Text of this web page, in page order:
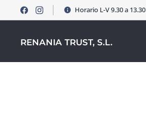
Horario L-V 9.30 a 13.30
RENANIA TRUST, S.L.